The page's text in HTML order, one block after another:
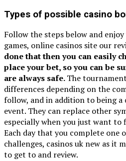
Types of possible casino
Follow the steps below and
games, online casinos site our
done that then you can easily
place your bet, so you can be
are always safe.The
differences depending on the
follow, and in addition to being
event. They can replace other
especially when you just want to
Each day that you complete one
challenges, casinos uk new as it
to get to and review.